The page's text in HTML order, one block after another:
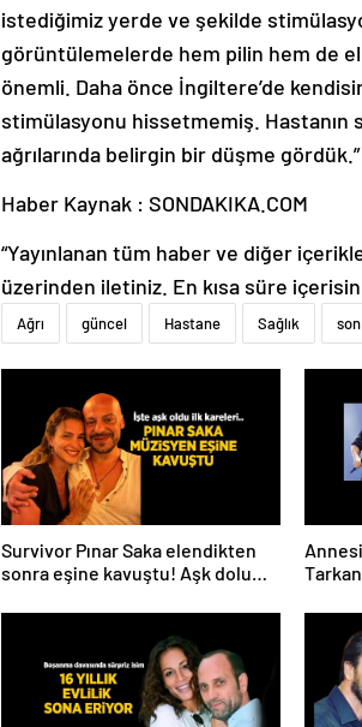
istediğimiz yerde ve şekilde
görüntülemelerde hem pilin hem de
önemli. Daha önce İngiltere’de
stimülasyonu hissetmemiş. Hastanın
ağrılarında belirgin bir düşme gördük.”
Haber Kaynak : SONDAKIKA.COM
“Yayınlanan tüm haber ve diğer
üzerinden iletiniz. En kısa süre
Ağrı güncel Hastane Sağlık
Survivor Pınar Saka elendikten
sonra eşine kavuştu! Aşk dolu
paylaştı